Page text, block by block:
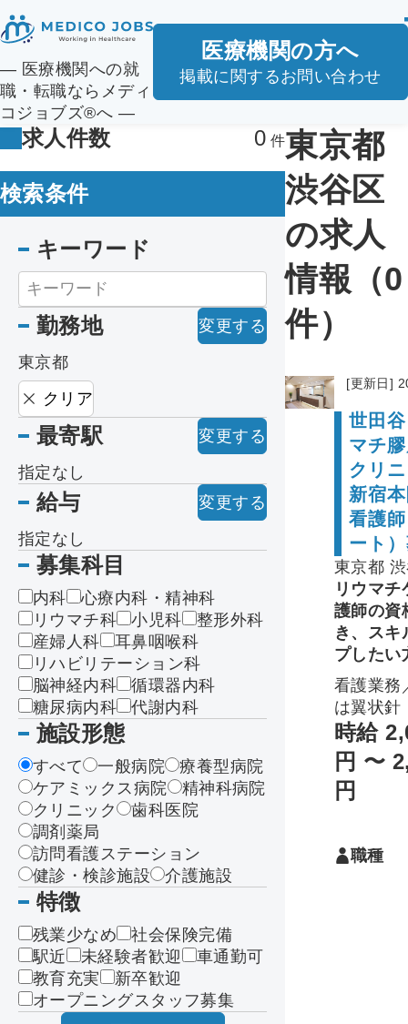
― 医療機関への就
職・転職ならメディ
コジョブズ®へ ―
医療機関の方へ
掲載に関するお問い合わせ
求人件数 0
検索条件
キーワード
勤務地
変更する
東京都
クリア
最寄駅
変更する
指定なし
給与
変更する
指定なし
募集科目
内科
心療内科・精神科
リウマチ科
小児科
整形外科
産婦人科
耳鼻咽喉科
リハビリテーション科
脳神経内科
循環器内科
糖尿病内科
代謝内科
施設形態
すべて 一般病院
療養型病院
ケアミックス病院
精神科病院
クリニック
歯科医院
調剤薬局
訪問看護ステーション
健診・検診施設
介護施設
特徴
残業少なめ
社会保険完備
駅近
未経験者歓迎
車通勤可
教育充実
新卒歓迎
オープニングスタッフ募集
東京都
渋谷区
の求人
情報（0
件）
[更新日]
世田
マチ
クリ
新宿
看護
ート
東京都
リウマチ
護師の資
き、スキ
プしたい
看護業務
は翼状針
管採血／
臀部への
射／患者
情報説明
の採血の
時給
円 〜
円
職種